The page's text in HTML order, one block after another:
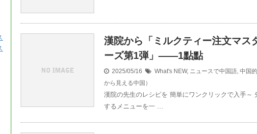
漢院から「ミルクティー注文マス
ーズ第1弾」——1點點
2025/05/16 What's NEW, ニュースで中国語, 中国
から見える中国）
漢院の先生のレシピを 簡単にワンクリックで入手～
するメニューを一 …